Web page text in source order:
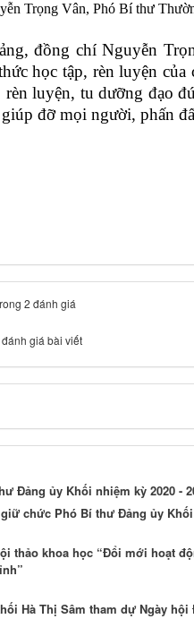
Trọng Vân, Phó Bí thư
đồng chí Nguyễn
học tập, rèn luyện
rèn luyện, tu dưỡng đạo
đỡ mọi người, phấn
2 đánh giá
giá bài viết
Đảng ủy Khối nhiệm kỳ 2020 -
chức Phó Bí thư Đảng ủy Khối
thảo khoa học “Đổi mới hoạt
Hà Thị Sâm tham dự Ngày